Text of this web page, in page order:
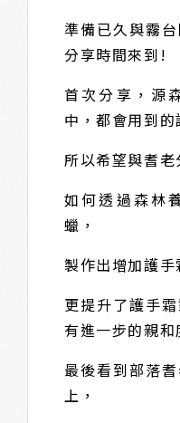
準備已久與霧
分享時間來到!
首次分享，源
中，都會用到
所以希望與耆老
如何透過森林
蠟，
製作出增加護手
更提升了護手
有進一步的親和
最後看到部落
上，